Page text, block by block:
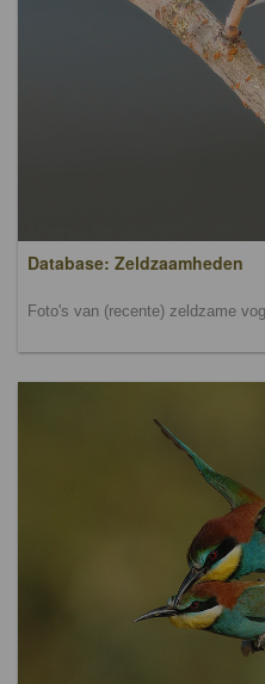
Database: Zeldzaamheden
Foto's van (recente) zeldzame